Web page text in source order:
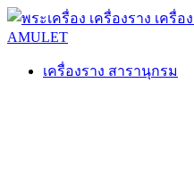
เครื่องราง สารานุกรม